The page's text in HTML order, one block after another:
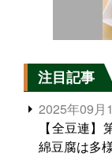
注目記事
2025年09月
【全豆連
綿豆腐は多